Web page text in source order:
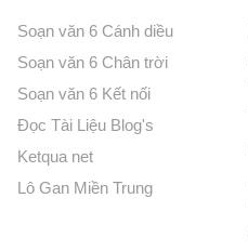
Soạn văn 6 Cánh diều
Soạn văn 6 Chân trời
Soạn văn 6 Kết nối
Đọc Tài Liệu Blog's
Ketqua net
Lô Gan Miền Trung